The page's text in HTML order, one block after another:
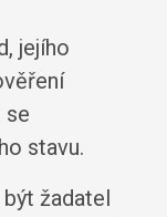
jejího
se
stavu.
žadatel